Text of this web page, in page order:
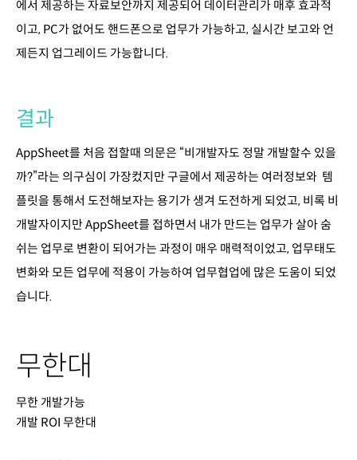
에서 제공하는 자료보안까지 제공되어 데이터관리가 매후 효과적
이고, PC가 없어도 핸드폰으로 업무가 가능하고, 실시간 보고와 언
제든지 업그레이드 가능합니다.
결과
AppSheet를 처음 접할때 의문은 “비개발자도 정말 개발할수 있을
까?”라는 의구심이 가장컸지만 구글에서 제공하는 여러정보와 템
플릿을 통해서 도전해보자는 용기가 생겨 도전하게 되었고, 비록 비
개발자이지만 AppSheet를 접하면서 내가 만드는 업무가 살아 숨
쉬는 업무로 변환이 되어가는 과정이 매우 매력적이었고, 업무태도
변화와 모든 업무에 적용이 가능하여 업무협업에 많은 도움이 되었
습니다.
무한대
무한 개발가능
개발 ROI 무한대